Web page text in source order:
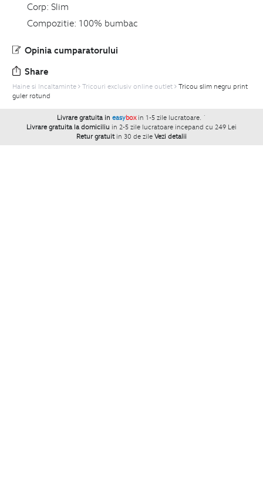
Corp: Slim
Compozitie: 100% bumbac
Opinia cumparatorului
Share
Haine si Incaltaminte Tricouri exclusiv online outlet
Tricou slim negru print
guler rotund
Livrare gratuita in easybox in 1-5 zile lucratoare. `
Livrare gratuita la domiciliu in 2-5 zile lucratoare incepand cu 249 Lei
Retur gratuit in 30 de zile Vezi detalii